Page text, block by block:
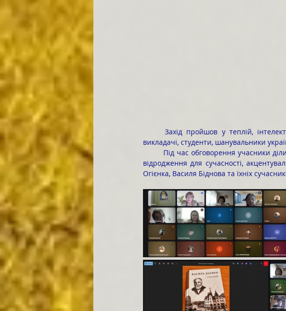
	Захід пройшов у
теплій,
викладачі, студенти, шанувальники
відродження для сучасності,
Огієнка, Василя Біднова та їхніх